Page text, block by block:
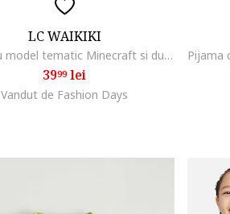
LC WAIKIKI
Tricou cu model tematic Minecraft si dungi, Alb/Verde/Negru
3999lei
Vandut de Fashion Days